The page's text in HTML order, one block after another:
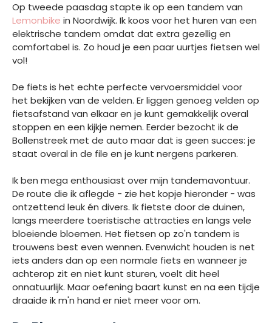
Op tweede paasdag stapte ik op een tandem van
Lemonbike in Noordwijk. Ik koos voor het huren van een
elektrische tandem omdat dat extra gezellig en
comfortabel is. Zo houd je een paar uurtjes fietsen wel
vol!
De fiets is het echte perfecte vervoersmiddel voor
het bekijken van de velden. Er liggen genoeg velden op
fietsafstand van elkaar en je kunt gemakkelijk overal
stoppen en een kijkje nemen. Eerder bezocht ik de
Bollenstreek met de auto maar dat is geen succes: je
staat overal in de file en je kunt nergens parkeren.
Ik ben mega enthousiast over mijn tandemavontuur.
De route die ik aflegde - zie het kopje hieronder - was
ontzettend leuk én divers. Ik fietste door de duinen,
langs meerdere toeristische attracties en langs vele
bloeiende bloemen. Het fietsen op zo'n tandem is
trouwens best even wennen. Evenwicht houden is net
iets anders dan op een normale fiets en wanneer je
achterop zit en niet kunt sturen, voelt dit heel
onnatuurlijk. Maar oefening baart kunst en na een tijdje
draaide ik m'n hand er niet meer voor om.